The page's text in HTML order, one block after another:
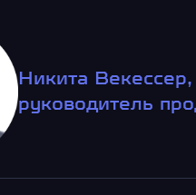
Никита Векессер,
руководитель